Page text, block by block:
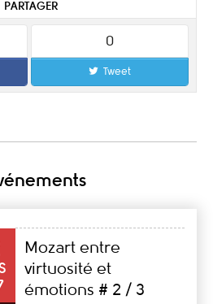
PARTAGER
0
Tweet
Mozart entre
virtuosité et
émotions # 2 / 3